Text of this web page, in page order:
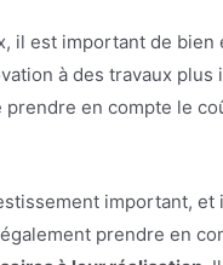
il est important de
à des travaux plus
en compte le
important,
prendre en